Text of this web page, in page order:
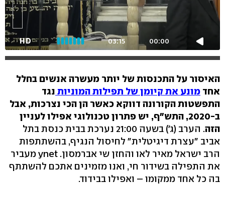
00:00
03:15
HD
האיסור על התכנסות של יותר מעשרה אנשים בחלל
אחד מונע את קיומן של תפילות המוניות נגד
התפשטות הקורונה דווקא כאשר הן הכי נצרכות, אבל
ב-2020, התש"ף, יש פתרון טכנולוגי אפילו לעניין
הזה
. הערב (ג') בשעה 21:00 נערכת בבית כנסת בתל
אביב "עצרת דיגיטלית" לחיסול הנגיף, בהשתתפות
הרב ישראל מאיר לאו והחזן שי אברמסון. ynet מעביר
את התפילה בשידור חי, ואנו מזמינים אתכם להשתתף
בה כל אחד ממקומו – ואפילו בבידוד.